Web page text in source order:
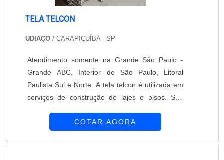
TELA TELCON
UDIAÇO / CARAPICUÍBA - SP
Atendimento somente na Grande São Paulo -
Grande ABC, Interior de São Paulo, Litoral
Paulista Sul e Norte. A tela telcon é utilizada em
serviços de construção de lajes e pisos. Sua
trinca e rachadura; - Oferece estabilidade no vão
COTAR AGORA